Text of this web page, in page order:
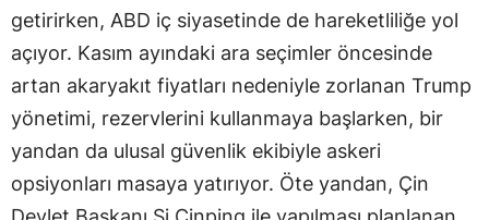
getirirken, ABD iç siyasetinde de hareketliliğe yol
açıyor. Kasım ayındaki ara seçimler öncesinde
artan akaryakıt fiyatları nedeniyle zorlanan Trump
yönetimi, rezervlerini kullanmaya başlarken, bir
yandan da ulusal güvenlik ekibiyle askeri
opsiyonları masaya yatırıyor. Öte yandan, Çin